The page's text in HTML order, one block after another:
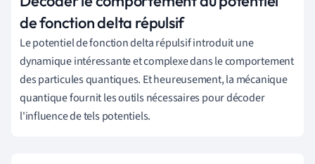
de fonction delta répulsif
Le potentiel de fonction delta répulsif introduit une
dynamique intéressante et complexe dans le comportement
des particules quantiques. Et heureusement, la mécanique
quantique fournit les outils nécessaires pour décoder
l'influence de tels potentiels.